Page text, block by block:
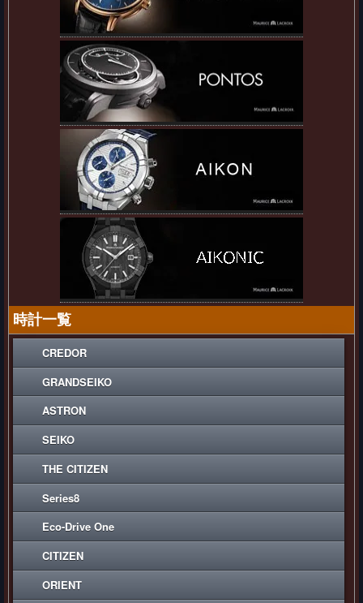
時計一覧
CREDOR
GRANDSEIKO
ASTRON
SEIKO
THE CITIZEN
Series8
Eco-Drive One
CITIZEN
ORIENT